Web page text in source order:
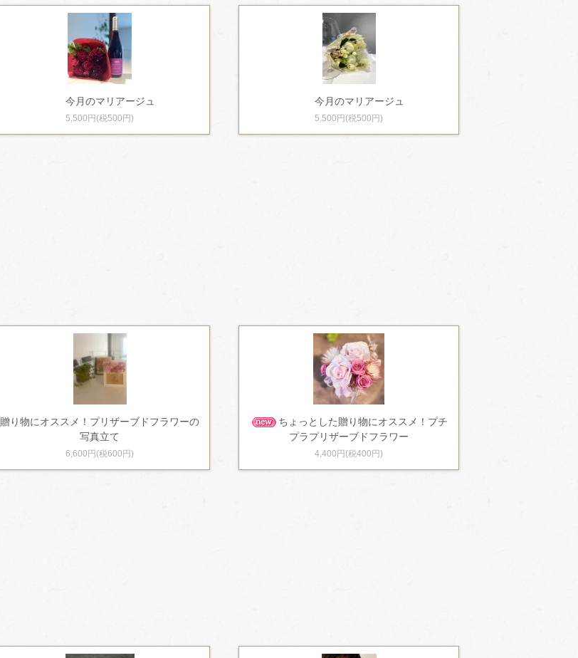
今月のマリアージュ
5,500円(税500円)
今月のマリアージュ
5,500円(税500円)
贈り物にオススメ！プリザーブドフラワーの
写真立て
6,600円(税600円)
ちょっとした贈り物にオススメ！プチ
プラプリザーブドフラワー
4,400円(税400円)